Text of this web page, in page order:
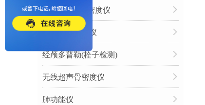
双能X射线骨密度仪
人体成分分析仪
经颅多普勒(栓子检测)
无线超声骨密度仪
肺功能仪